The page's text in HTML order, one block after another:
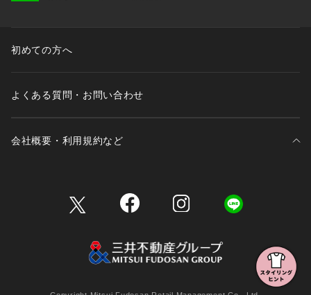
初めての方へ
よくある質問・お問い合わせ
会社概要・利用規約など